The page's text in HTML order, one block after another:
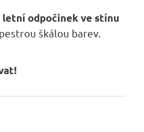
letní odpočinek ve stínu
škálou barev.